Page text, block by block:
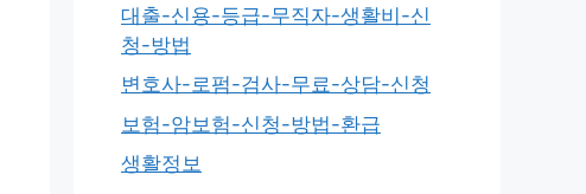
대출-신용-등급-무직자-생활비-신
청-방법
변호사-로펌-검사-무료-상담-신청
보험-암보험-신청-방법-환급
생활정보